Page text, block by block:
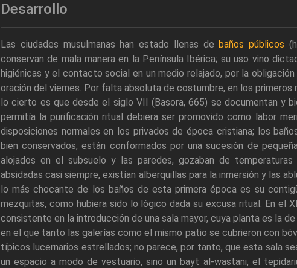
Desarrollo
Las ciudades musulmanas han estado llenas debaños públicos
conservan de mala manera en la Península Ibérica; su uso vino
higiénicas y el contacto social en un medio relajado, por la
oración del viernes. Por falta absoluta de costumbre, en los
lo cierto es que desde el siglo VII (Basora, 665) se documentan y
permitía la purificación ritual debiera ser promovido como labor
disposiciones normales en los privados de época cristiana; los
bien conservados, están conformados por una sucesión de
alojados en el subsuelo y las paredes, gozaban de
absidadas casi siempre, existían alberquillas para la inmersión y las
lo más chocante de los baños de esta primera época es su
mezquitas, como hubiera sido lo lógico dada su excusa ritual. En el
consistente en la introducción de una sala mayor, cuya planta es la
en el que tanto las galerías como el mismo patio se cubrieron con
típicos lucernarios estrellados; no parece, por tanto, que esta sala
un espacio a modo de vestuario, sino un bayt al-wastani, el